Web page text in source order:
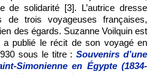
de solidarité [3]. L’autrice dresse
de trois voyageuses françaises,
des égards. Suzanne Voilquin est
a publié le récit de son voyagé en
sous le titre :Souvenirs d’une
Simonienne en Égypte (1834-